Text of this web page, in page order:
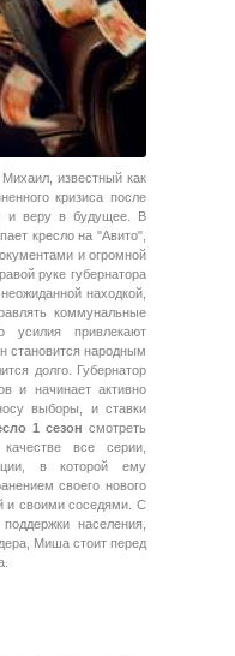
Михаил, известный как
кризиса после
и веру в будущее. В
кресло на "Авито",
и огромной
руке губернатора
находкой,
коммунальные
привлекают
становится народным
долго. Губернатор
и начинает активно
выборы, и ставки
1 сезон смотреть
все серии,
в которой ему
своего нового
и своими соседями. С
населения,
Миша стоит перед